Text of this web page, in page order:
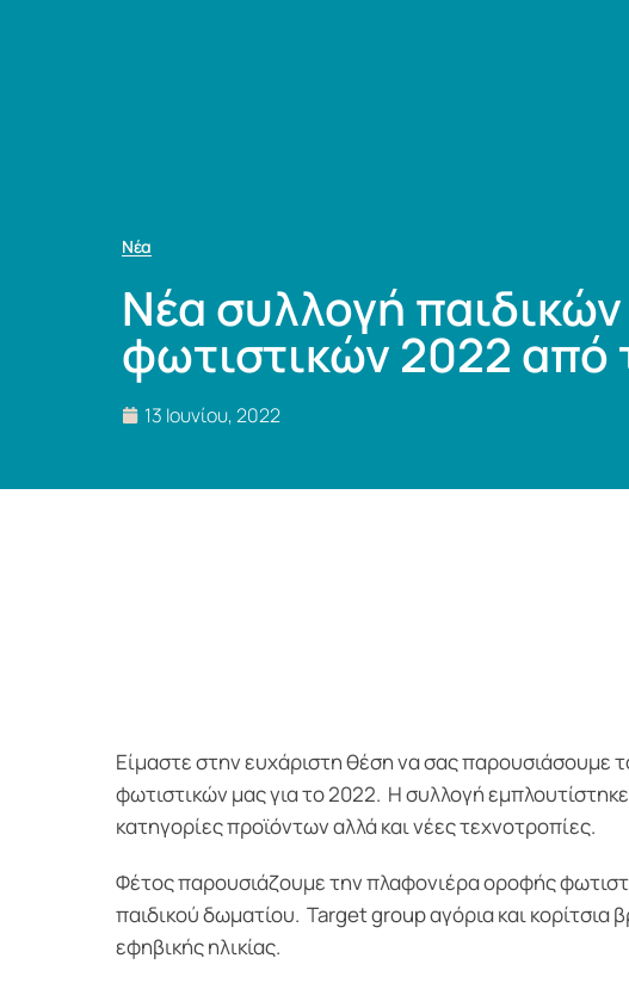
Νέα
Νέα συλλογή παιδικών
φωτιστικών 2022 από
13 Ιουνίου, 2022
Είμαστε στην ευχάριστη θέση να σας παρουσιάσουμε
φωτιστικών μας για το 2022. Η συλλογή
κατηγορίες προϊόντων αλλά και νέες τεχνοτροπίες.
Φέτος παρουσιάζουμε την πλαφονιέρα οροφής
παιδικού δωματίου. Target group αγόρια και κορίτσια
εφηβικής ηλικίας.